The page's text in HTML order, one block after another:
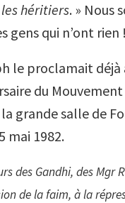
héritiers. » Nous
gens qui n’ont rien !
le proclamait déjà
du
grande salle de
mai 1982.
des Gandhi, des Mgr
de la faim, à la